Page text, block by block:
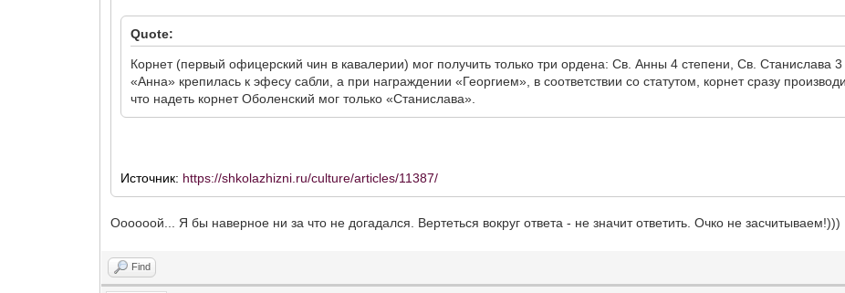
Quote:
Корнет (первый офицерский чин в кавалерии) мог получить только три ордена: Св. Анны 4 степени, Св. Станислава
«Анна» крепилась к эфесу сабли, а при награждении «Георгием», в соответствии со статутом, корнет сразу
что надеть корнет Оболенский мог только «Станислава».
Источник: https://shkolazhizni.ru/culture/articles/11387/
Оооооой... Я бы наверное ни за что не догадался. Вертеться вокруг ответа - не значит ответить. Очко не засчитываем!)))
Find